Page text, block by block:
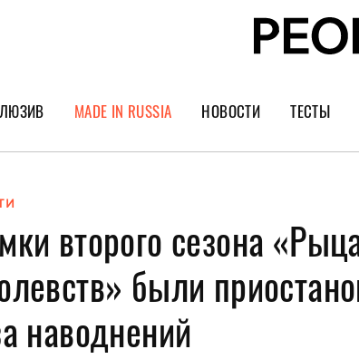
PEOPLETALK
MADE IN RUSSIA НОВОСТИ ТЕСТЫ
второго сезона
были
наводнений